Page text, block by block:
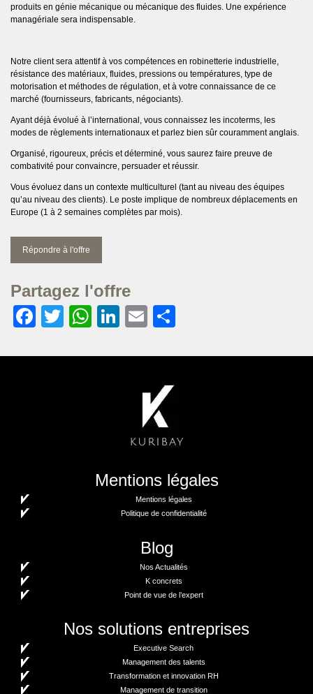
produits en génie mécanique ou mécanique des fluides. Une expérience
managériale sera indispensable.
Notre client sera attentif à vos compétences en robinetterie industrielle,
résistance des matériaux, fluides, pressions ou températures, type de
motorisation et méthodes de régulation, et à votre connaissance de ce
marché (fournisseurs, fabricants, négociants).
Ayant déjà évolué à l’international, vous connaissez les incoterms, les
modes de règlements internationaux et parlez bien sûr couramment anglais.
Organisé, rigoureux, précis et déterminé, vous saurez faire preuve de
combativité pour convaincre, persuader et réussir.
Vous évoluez dans un contexte multiculturel (tant au niveau des équipes
qu’au niveau des clients). Le poste implique de nombreux déplacements en
Europe (1 à 2 semaines complètes par mois).
Répondre à l'offre
Partagez l'offre
Facebook
TwitterWhatsApp
LinkedIn
Email
Mentions légales
Mentions légales
Politique de confidentialité
Blog
Nos Actualités
K concrets
Point de vue de l’expert
Nos solutions entreprises
Executive Search
Management des talents
Transformation et innovation RH
Management de transition